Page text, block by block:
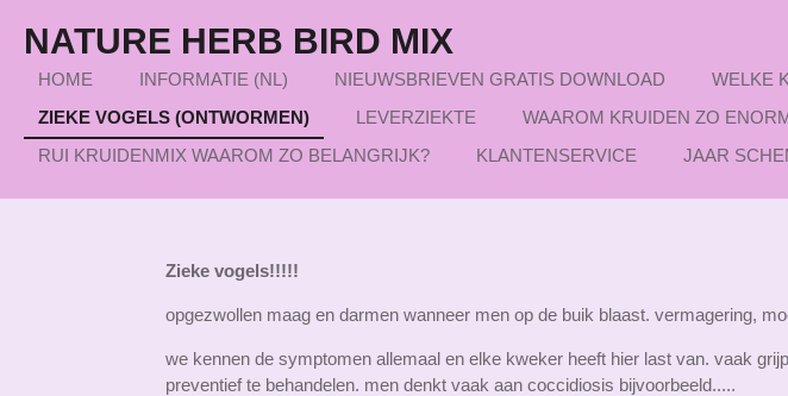
direct
naar
hoofdinhoud
NATURE HERB BIRD MIX
HOME INFORMATIE (NL) NIEUWSBRIEVEN GRATIS DOWNLOAD WELKE
ZIEKE VOGELS (ONTWORMEN)
LEVERZIEKTE
WAAROM KRUIDEN ZO
RUI KRUIDENMIX WAAROM ZO BELANGRIJK?
KLANTENSERVICE JAAR
Zieke vogels!!!!!
opgezwollen maag en darmen wanneer men op de buik blaast. vermagering,
we kennen de symptomen allemaal en elke kweker heeft hier last van. vaak
preventief te behandelen. men denkt vaak aan coccidiosis bijvoorbeeld.....